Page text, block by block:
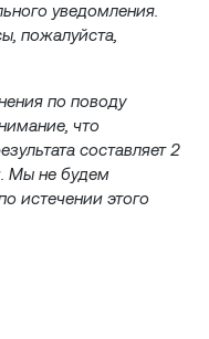
уведомления.
пожалуйста,
по поводу
что
составляет 2
Мы не будем
истечении этого